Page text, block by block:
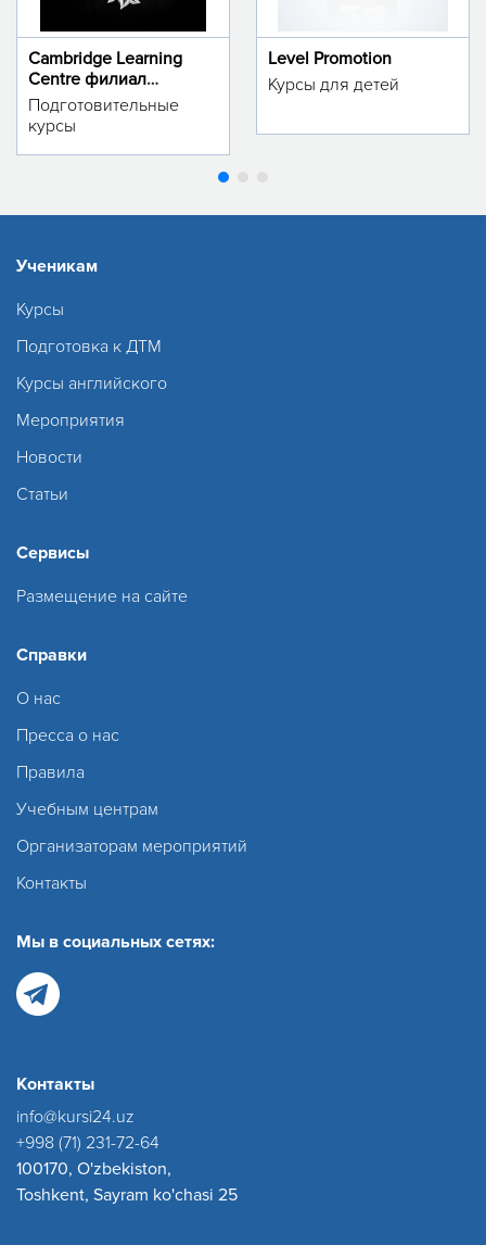
Cambridge Learning
Centre филиал
м.Тинчлик
Подготовительные
курсы
Level Promotion
Курсы для детей
Ученикам
Курсы
Подготовка к ДТМ
Курсы английского
Мероприятия
Новости
Статьи
Сервисы
Размещение на сайте
Справки
О нас
Пресса о нас
Правила
Учебным центрам
Организаторам мероприятий
Контакты
Мы в социальных сетях:
Контакты
info@kursi24.uz
+998 (71) 231-72-64
100170, O'zbekiston,
Toshkent, Sayram ko'chasi 25